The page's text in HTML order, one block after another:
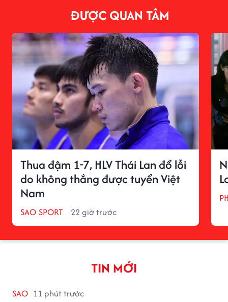
ĐƯỢC QUAN TÂM
Thua đậm 1-7, HLV Thái Lan đổ lỗi
do không thắng được tuyển Việt
Nam
SAO SPORT 22 giờ trước
TIN MỚI
SAO 11 phút trước